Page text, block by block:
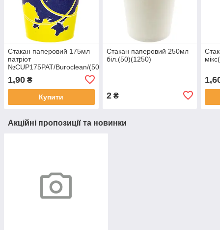
Стакан паперовий 175мл
патріот
№CUP175PAT/Buroclean/(50)
1,90 ₴
Купити
Стакан паперовий 250мл
біл.(50)(1250)
2₴
Акційні пропозиції та новинки